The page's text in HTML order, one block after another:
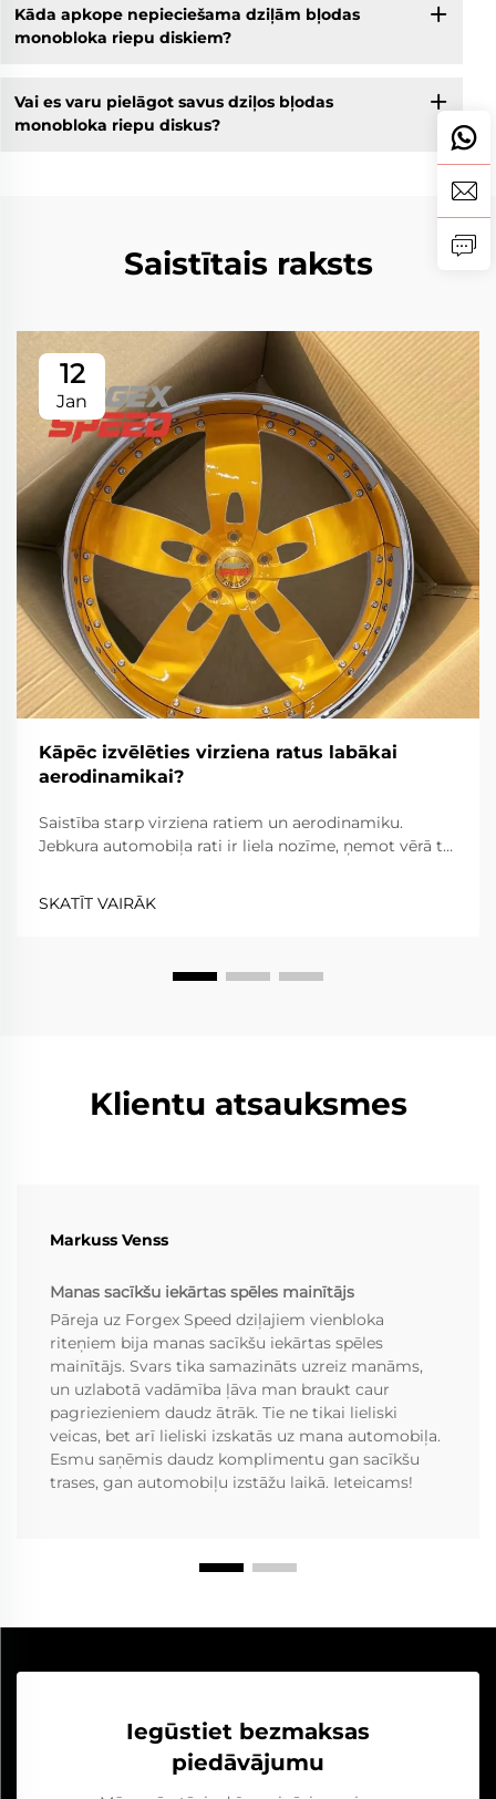
Kāda apkope nepieciešama dziļām bļodas
monobloka riepu diskiem?
Vai es varu pielāgot savus dziļos bļodas
monobloka riepu diskus?
Saistītais raksts
12
Jan
Kāpēc izvēlēties virziena ratus labākai
aerodinamikai?
Saistība starp virziena ratiem un aerodinamiku.
Jebkura automobiļa rati ir liela nozīme, ņemot vērā to
izņēmums; tie parasti uzlabo veiktspēju gr...
SKATĪT VAIRĀK
Klientu atsauksmes
Markuss Venss
Manas sacīkšu iekārtas spēles mainītājs
Pāreja uz Forgex Speed dziļajiem vienbloka
riteņiem bija manas sacīkšu iekārtas spēles
mainītājs. Svars tika samazināts uzreiz manāms,
un uzlabotā vadāmība ļāva man braukt caur
pagriezieniem daudz ātrāk. Tie ne tikai lieliski
veicas, bet arī lieliski izskatās uz mana automobiļa.
Esmu saņēmis daudz komplimentu gan sacīkšu
trases, gan automobiļu izstāžu laikā. Ieteicams!
Iegūstiet bezmaksas
piedāvājumu